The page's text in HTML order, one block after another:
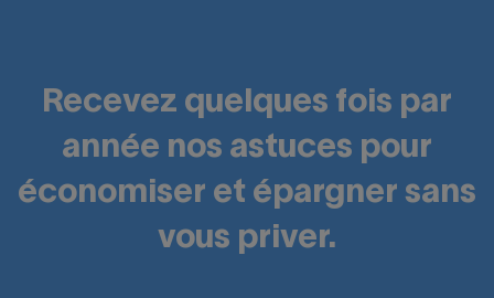
Recevez quelques fois par
année nos astuces pour
économiser et épargner sans
vous priver.